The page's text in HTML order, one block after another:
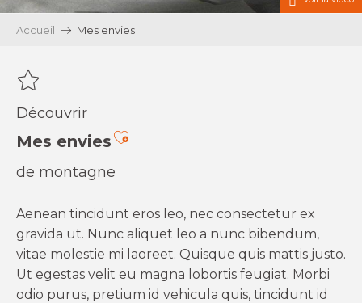
Accueil Mes envies
Découvrir
Mes enviesAjouter aux favoris
de montagne
Aenean tincidunt eros leo, nec consectetur ex
gravida ut. Nunc aliquet leo a nunc bibendum,
vitae molestie mi laoreet. Quisque quis mattis justo.
Ut egestas velit eu magna lobortis feugiat. Morbi
odio purus, pretium id vehicula quis, tincidunt id